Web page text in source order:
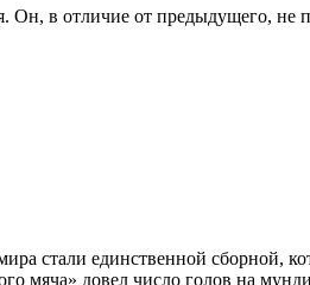
в отличие от предыдущего, не
стали единственной сборной,
мяча» довел число голов на